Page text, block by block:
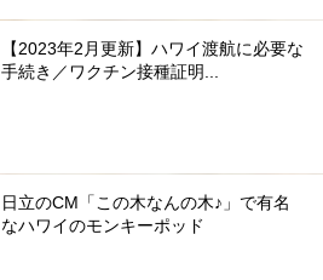
【2023年2月更新】ハワイ渡航に必要な
手続き／ワクチン接種証明...
日立のCM「この木なんの木♪」で有名
なハワイのモンキーポッド